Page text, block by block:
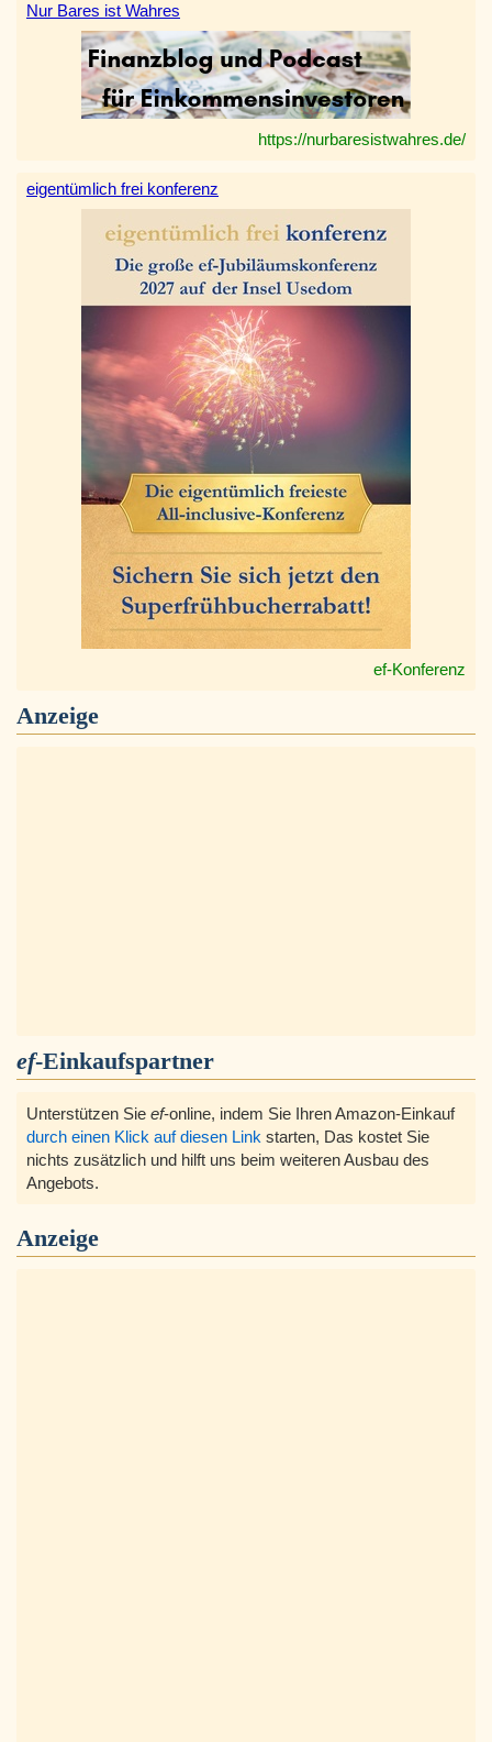
Nur Bares ist Wahres
https://nurbaresistwahres.de/
eigentümlich frei konferenz
ef-Konferenz
Anzeige
ef-Einkaufspartner
Unterstützen Sie ef-online, indem Sie Ihren Amazon-Einkauf
durch einen Klick auf diesen Link starten, Das kostet Sie
nichts zusätzlich und hilft uns beim weiteren Ausbau des
Angebots.
Anzeige